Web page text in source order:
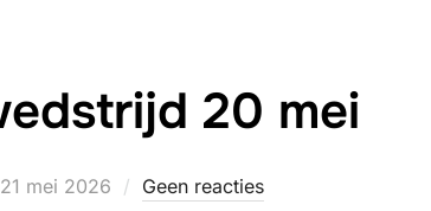
20 mei
Geplaatst
21 mei 2026 Geen reacties